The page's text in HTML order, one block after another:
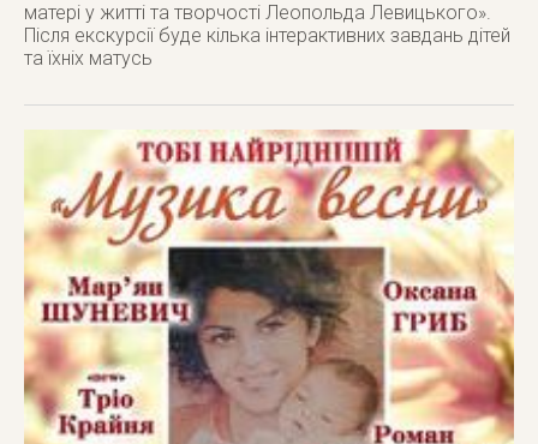
матері у житті та творчості Леопольда Левицького».
Після екскурсії буде кілька інтерактивних завдань дітей
та їхніх матусь